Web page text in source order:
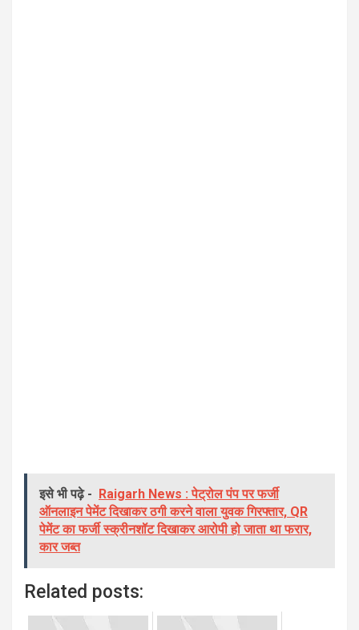
इसे भी पढ़े -
Raigarh News : पेट्रोल पंप पर फर्जी
ऑनलाइन पेमेंट दिखाकर ठगी करने वाला युवक गिरफ्तार, QR
पेमेंट का फर्जी स्क्रीनशॉट दिखाकर आरोपी हो जाता था फरार,
कार जब्त
Related posts: